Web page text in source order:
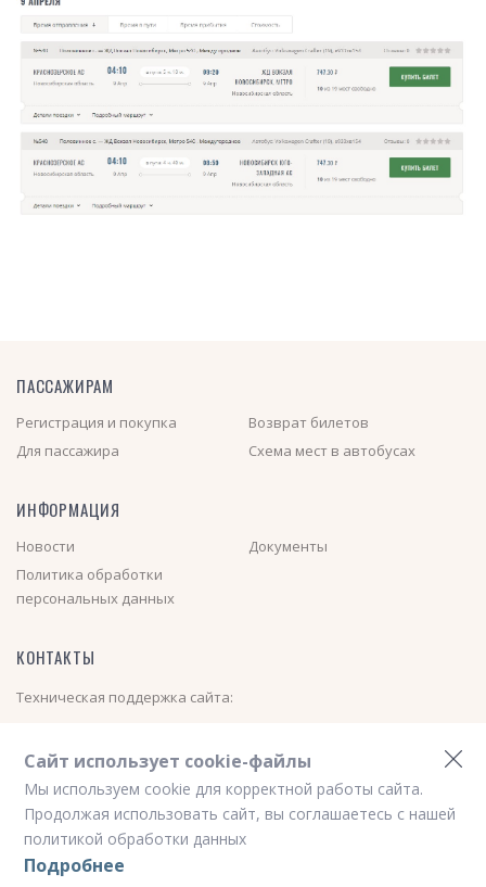
ПАССАЖИРАМ
Регистрация и покупка
Возврат билетов
Для пассажира
Схема мест в автобусах
ИНФОРМАЦИЯ
Новости
Документы
Политика обработки
персональных данных
КОНТАКТЫ
Техническая поддержка сайта:
Электронная почта:nsk_avtovokzal@mail.ru
Новостной телеграм канал https://t.me/nskavtovokzal
Сайт использует cookie-файлы
Мы используем cookie для корректной работы сайта.
Продолжая использовать сайт, вы соглашаетесь с нашей
политикой обработки данных
Подробнее